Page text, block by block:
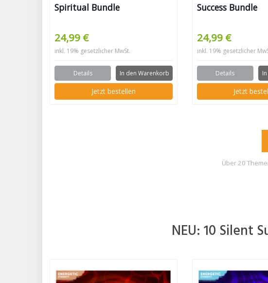
Spiritual Bundle
24,99 €
inkl. 19% gesetzlicher MwSt.
Details In den Warenkorb
Jetzt bestellen
Success Bundle
24,99 €
inkl. 19% gesetzlicher
Details
Jetzt
Über 20
NEU: 10 Silent